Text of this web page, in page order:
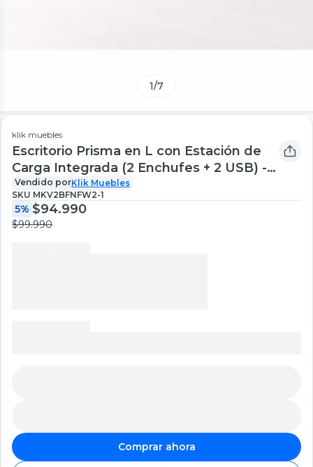
1/7
klik muebles
Escritorio Prisma en L con Estación de
Carga Integrada (2 Enchufes + 2 USB) -
Blanco
Vendido porKlik Muebles
SKU MKV2BFNFW2-1
5% $94.990
$99.990
Comprar ahora